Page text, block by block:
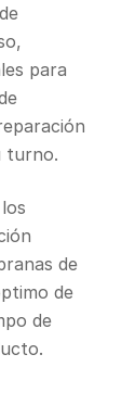
para
turno.
de
de
de